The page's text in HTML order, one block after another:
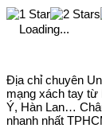
Loading...
Địa chỉ chuyên
mạng xách tay
Ý, Hàn Lan…
nhanh nhất